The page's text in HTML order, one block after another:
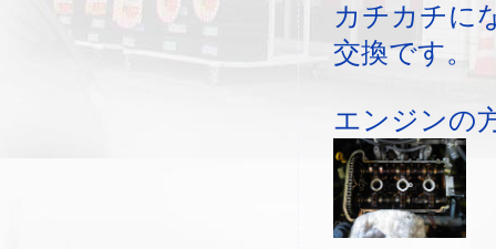
カチカチに
交換です。
エンジンの